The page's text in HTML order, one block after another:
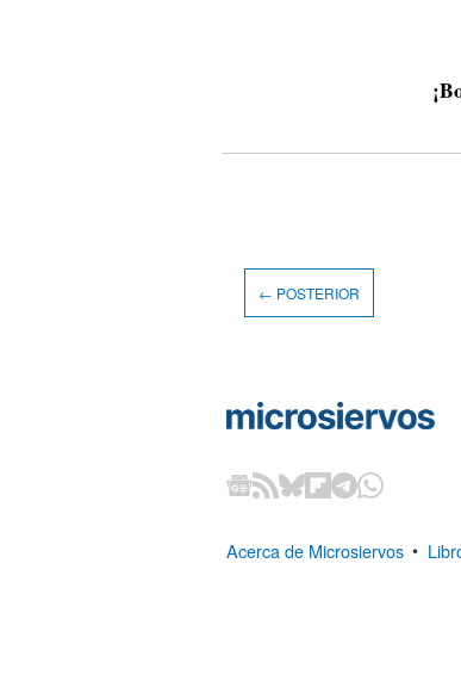
← POSTERIOR
Acerca de Microsiervos •